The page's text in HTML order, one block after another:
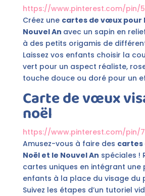
https://www.pinterest.com/pin/
Créez une cartes de vœux pour
Nouvel An avec un sapin en
à des petits origamis de
Laissez vos enfants choisir la
vert pour un aspect réaliste,
touche douce ou doré pour un
Carte de vœux
noël
https://www.pinterest.com/pin/
Amusez-vous à faire des cartes
Noël et le Nouvel An spéciales !
cartes uniques en intégrant une
enfants à la place du visage du
Suivez les étapes d’un tutoriel